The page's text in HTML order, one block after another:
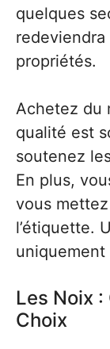
quelques
propriétés.
Achetez du
qualité est
soutenez
En plus,
vous
l’étiquette.
uniquement
Les Noix
Choix